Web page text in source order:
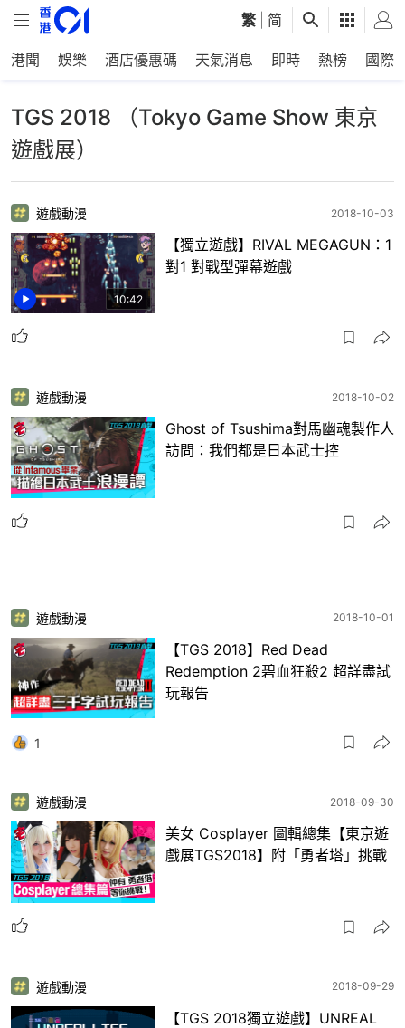
繁 简
港聞 娛樂 酒店優惠碼 天氣消息 即時 熱榜 國際
TGS 2018 （Tokyo Game Show 東京
遊戲展）
10:42
遊戲動漫 2018-10-03
【獨立遊戲】RIVAL MEGAGUN：1
對1 對戰型彈幕遊戲
遊戲動漫 2018-10-02
Ghost of Tsushima對馬幽魂製作人
訪問：我們都是日本武士控
遊戲動漫 2018-10-01
【TGS 2018】Red Dead
Redemption 2碧血狂殺2 超詳盡試
玩報告
1
遊戲動漫 2018-09-30
美女 Cosplayer 圖輯總集【東京遊
戲展TGS2018】附「勇者塔」挑戰
遊戲動漫 2018-09-29
【TGS 2018獨立遊戲】UNREAL